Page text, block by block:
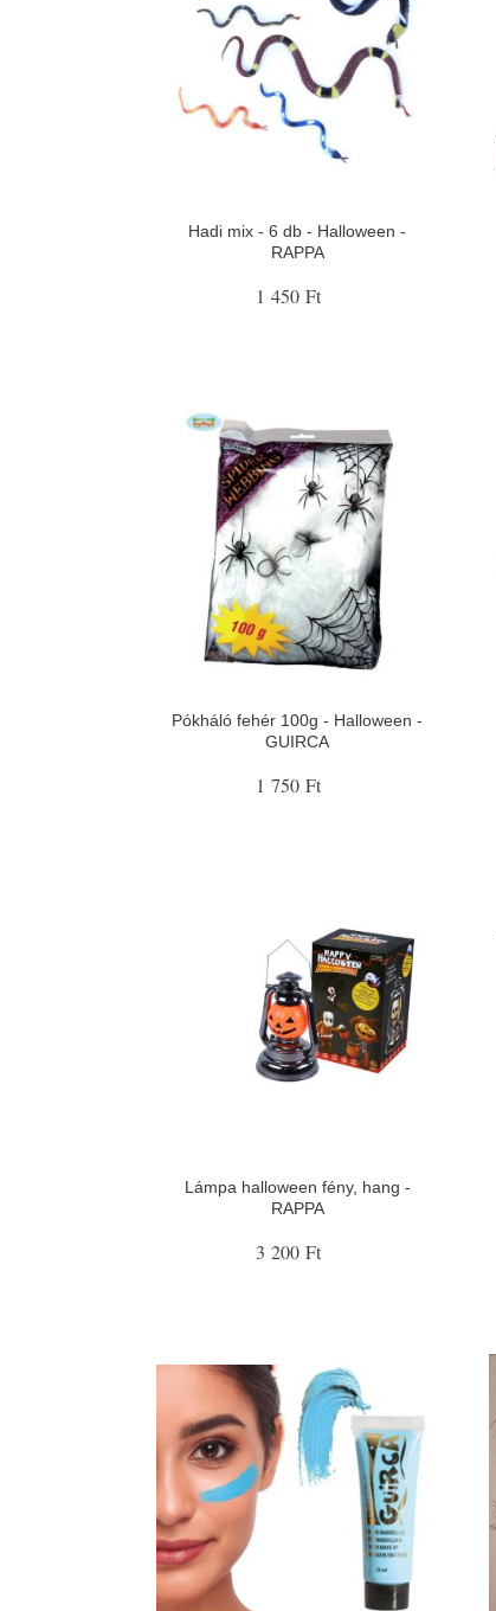
Hadi mix - 6 db - Halloween -
RAPPA
1 450 Ft
Pókháló fehér 100g - Halloween -
GUIRCA
1 750 Ft
Lámpa halloween fény, hang -
RAPPA
3 200 Ft